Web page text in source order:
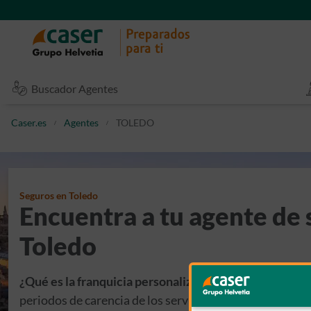
Buscador Agentes
Caser.es Agentes TOLEDO
Seguros en Toledo
Encuentra a tu agente de
Toledo
¿Qué es la franquicia personalizable en el seguro a
periodos de carencia de los servicios que están